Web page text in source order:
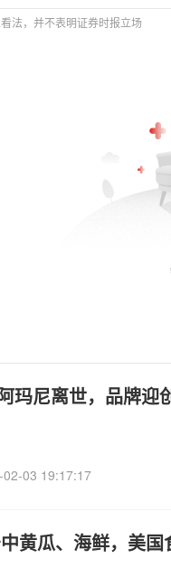
法，并不表明证券时报立场
玛尼离世，品牌迎
03 19:17:17
黄瓜、海鲜，美